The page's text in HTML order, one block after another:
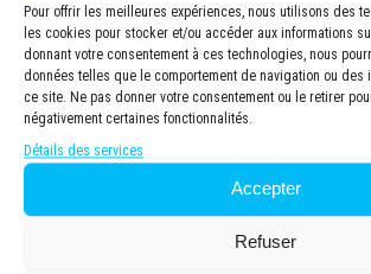
Pour offrir les meilleures expériences, nous utilisons des
les cookies pour stocker et/ou accéder aux informations
donnant votre consentement à ces technologies, nous
données telles que le comportement de navigation ou
ce site. Ne pas donner votre consentement ou le retirer
négativement certaines fonctionnalités.
Détails des services
Accepter
Refuser
Rechercher une formation
À PROXIMITÉ DE